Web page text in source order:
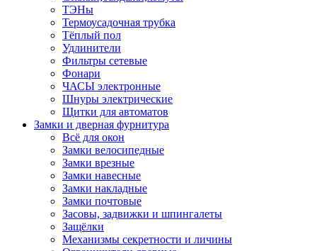
ТЭНы
Термоусадочная трубка
Тёплый пол
Удлинители
Фильтры сетевые
Фонари
ЧАСЫ электронные
Шнуры электрические
Щитки для автоматов
Замки и дверная фурнитура
Всё для окон
Замки велосипедные
Замки врезные
Замки навесные
Замки накладные
Замки почтовые
Засовы, задвижки и шпингалеты
Защёлки
Механизмы секретности и личины